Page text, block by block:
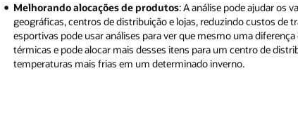
Melhorando alocações de produtos: A análise pode ajudar os
geográficas, centros de distribuição e lojas, reduzindo custos de
esportivas pode usar análises para ver que mesmo uma
térmicas e pode alocar mais desses itens para um centro de
temperaturas mais frias em um determinado inverno.